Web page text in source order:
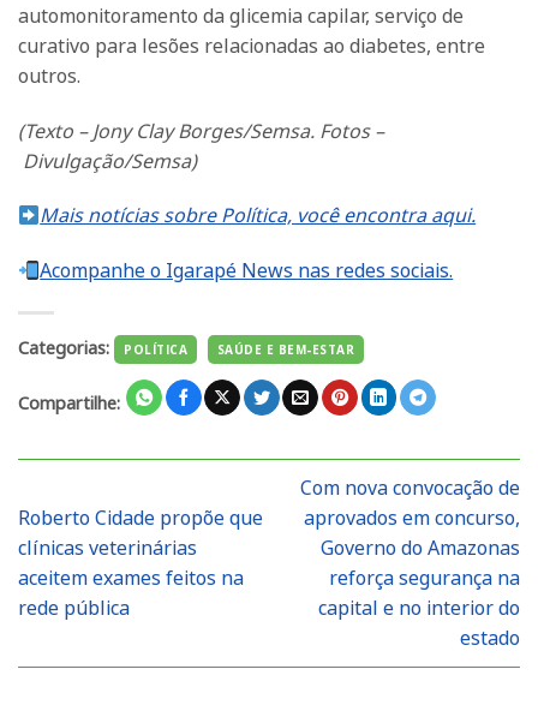
automonitoramento da glicemia capilar, serviço de
curativo para lesões relacionadas ao diabetes, entre
outros.
(Texto –Jony Clay Borges/Semsa. Fotos –
Divulgação/Semsa)
Mais notícias sobre Política, você encontra aqui.
Acompanhe o Igarapé News nas redes sociais.
Categorias: POLÍTICA SAÚDE E BEM-ESTAR
Compartilhe:
Roberto Cidade propõe que
clínicas veterinárias
aceitem exames feitos na
rede pública
Com nova convocação de
aprovados em concurso,
Governo do Amazonas
reforça segurança na
capital e no interior do
estado